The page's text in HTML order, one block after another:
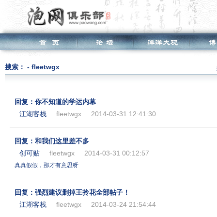
搜索： - fleetwgx
回复：你不知道的学运内幕
江湖客栈
fleetwgx 2014-03-31 12:41:30
回复：和我们这里差不多
创可贴
fleetwgx 2014-03-31 00:12:57
真真假假，那才有意思呀
回复：强烈建议删掉王拎花全部帖子！
江湖客栈
fleetwgx 2014-03-24 21:54:44